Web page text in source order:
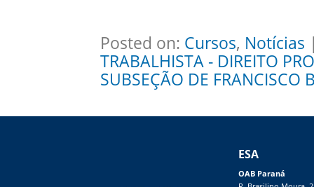
Posted on: Cursos, Notícias
TRABALHISTA - DIREITO
SUBSEÇÃO DE FRANCISCO
ESA
OAB Paraná